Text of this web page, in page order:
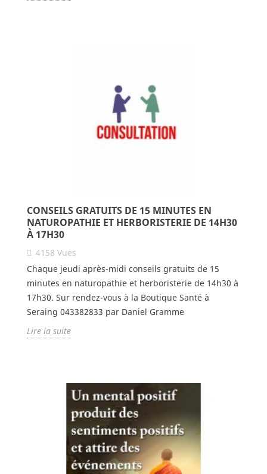
CONSEILS GRATUITS DE 15 MINUTES EN
NATUROPATHIE ET HERBORISTERIE DE 14H30
À 17H30
4158 Vues
Chaque jeudi après-midi conseils gratuits de 15
minutes en naturopathie et herboristerie de 14h30 à
17h30. Sur rendez-vous à la Boutique Santé à
Seraing 043382833 par Daniel Gramme
Lire la suite